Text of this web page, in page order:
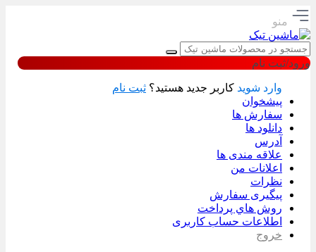
منو
ورود/ثبت نام
وارد شوید کاربر جدید هستید؟ ثبت نام
پیشخوان
سفارش ها
دانلود ها
آدرس
علاقه مندی ها
اعلانات من
نظرات
پیگیری سفارش
روش هاي پرداخت
اطلاعات حساب كاربری
خروج